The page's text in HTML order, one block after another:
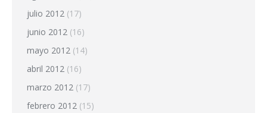
julio 2012 (17)
junio 2012 (16)
mayo 2012 (14)
abril 2012 (16)
marzo 2012 (17)
febrero 2012 (15)